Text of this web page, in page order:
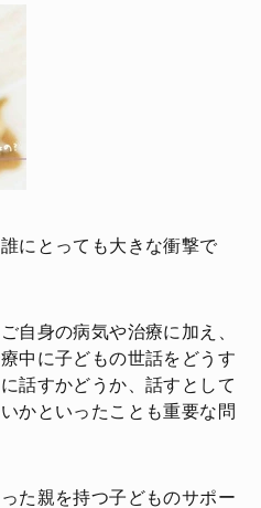
にとっても大きな衝撃で
自身の病気や治療に加え、
中に子どもの世話をどうす
話すかどうか、話すとして
かといったことも重要な問
た親を持つ子どものサポー